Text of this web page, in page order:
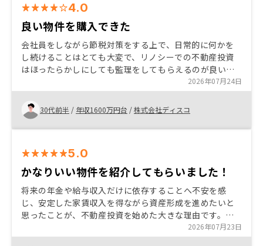
4.0
良い物件を購入できた
会社員をしながら節税対策をする上で、日常的に何かを
し続けることはとても大変で、リノシーでの不動産投資
はほったらかしにしても監理をしてもらえるのが良いと
思った。物件は複数かつ分散して持つことで災害などの
リスクも考慮している。
2026年07月24日
30代前半 / 年収1600万円台 /株式会社ディスコ
5.0
かなりいい物件を紹介してもらいました！
将来の年金や給与収入だけに依存することへ不安を感
じ、安定した家賃収入を得ながら資産形成を進めたいと
思ったことが、不動産投資を始めた大きな理由です。ま
た、インフレ対策や節税効果も期待でき、自分の努力次
第で資産を拡大できる点に魅力を感じました。
2026年07月23日